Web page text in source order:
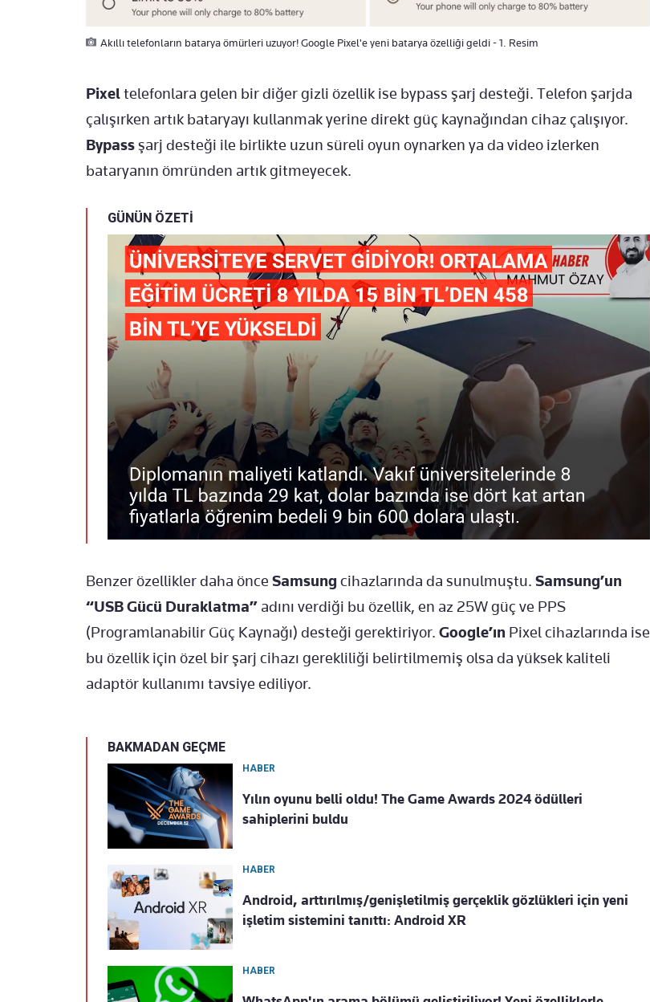
Akıllı telefonların batarya ömürleri uzuyor! Google Pixel'e yeni batarya özelliği geldi - 1. Resim
Pixeltelefonlara gelen bir diğer gizli özellik ise bypass şarj desteği. Telefon şarjda
çalışırken artık bataryayı kullanmak yerine direkt güç kaynağından cihaz çalışıyor.
Bypassşarj desteği ile birlikte uzun süreli oyun oynarken ya da video izlerken
bataryanın ömründen artık gitmeyecek.
GÜNÜN ÖZETİ
Benzer özellikler daha önce Samsung cihazlarında da sunulmuştu. Samsung’un
“USB Gücü Duraklatma” adını verdiği bu özellik, en az 25W güç ve PPS
(Programlanabilir Güç Kaynağı) desteği gerektiriyor. Google’ın Pixel cihazlarında ise
bu özellik için özel bir şarj cihazı gerekliliği belirtilmemiş olsa da yüksek kaliteli
adaptör kullanımı tavsiye ediliyor.
BAKMADAN GEÇME
HABER
Yılın oyunu belli oldu! The Game Awards 2024 ödülleri
sahiplerini buldu
HABER
Android, arttırılmış/genişletilmiş gerçeklik gözlükleri için yeni
işletim sistemini tanıttı: Android XR
HABER